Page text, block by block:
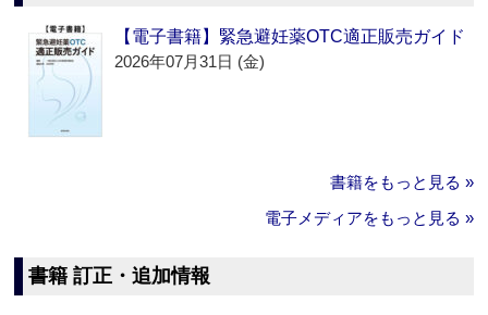
【電子書籍】緊急避妊薬OTC適正販売ガイド
2026年07月31日 (金)
書籍をもっと見る »
電子メディアをもっと見る »
書籍 訂正・追加情報